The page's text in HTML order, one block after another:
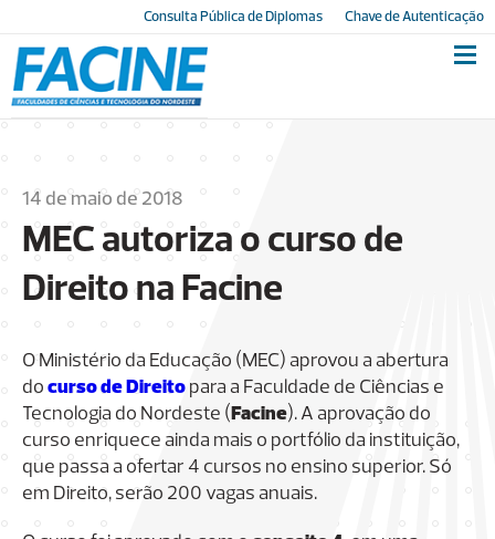
Consulta Pública de Diplomas Chave de Autenticação
14 de maio de 2018
MEC autoriza o curso de
Direito na Facine
O Ministério da Educação (MEC) aprovou a abertura
do curso de Direito para a Faculdade de Ciências e
Tecnologia do Nordeste ( Facine). A aprovação do
curso enriquece ainda mais o portfólio da instituição,
que passa a ofertar 4 cursos no ensino superior. Só
em Direito, serão 200 vagas anuais.